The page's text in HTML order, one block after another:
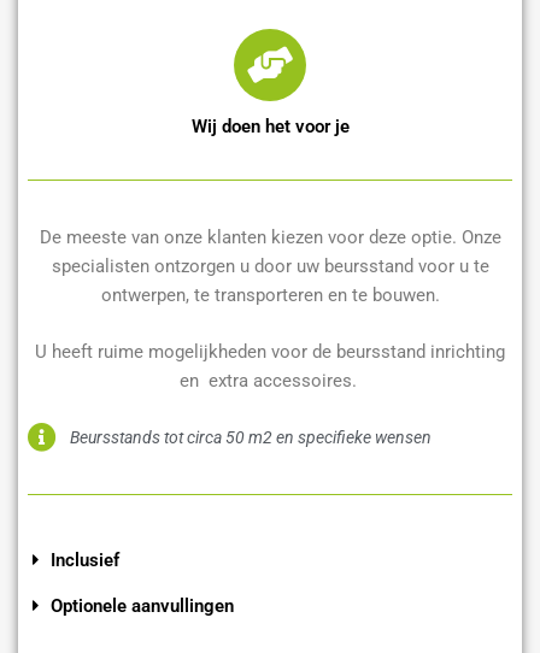
Wij doen het voor je
De meeste van onze klanten kiezen voor deze optie. Onze
specialisten ontzorgen u door uw beursstand voor u te
ontwerpen, te transporteren en te bouwen.
U heeft ruime mogelijkheden voor de beursstand inrichting
en extra accessoires.
Beursstands tot circa 50 m2 en specifieke wensen
Inclusief
Optionele aanvullingen